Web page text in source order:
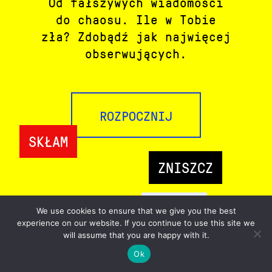
do chaosu. Ile w Tobie
zła? Zdobądź jak najwięcej
obserwujących.
ROZPOCZNIJ
WIĘCEJ INFO UDOSTĘPNIJ
IGNORUJ ZASŁOŃ
ZNISZCZ
SKŁAM
We use cookies to ensure that we give you the best
experience on our website. If you continue to use this site we
will assume that you are happy with it.
Ok